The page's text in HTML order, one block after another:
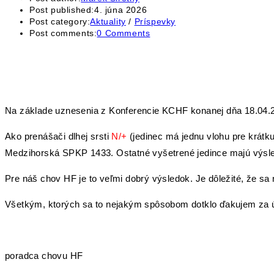
Post published:4. júna 2026
Post category:Aktuality / Príspevky
Post comments:0 Comments
Na základe uznesenia z Konferencie KCHF konanej dňa
Ako prenášači dlhej srsti N/+ (jedinec má jednu vlohu pre
Medzihorská SPKP 1433. Ostatné vyšetrené jedince majú
Pre náš chov HF je to veľmi dobrý výsledok. Je dôležité, že
Všetkým, ktorých sa to nejakým spôsobom dotklo ďakujem
poradca chovu HF